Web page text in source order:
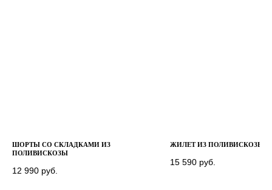
ШОРТЫ СО СКЛАДКАМИ ИЗ
ПОЛИВИСКОЗЫ
12 990 руб.
ЖИЛЕТ ИЗ ПОЛИВИСКОЗЫ
15 590 руб.